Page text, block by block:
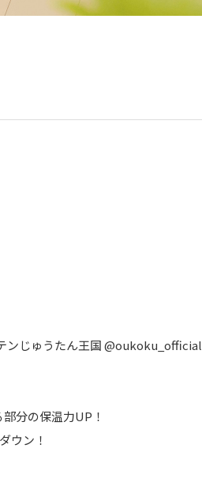
ンじゅうたん王国@oukoku_official
分の保温力UP！
ウン！